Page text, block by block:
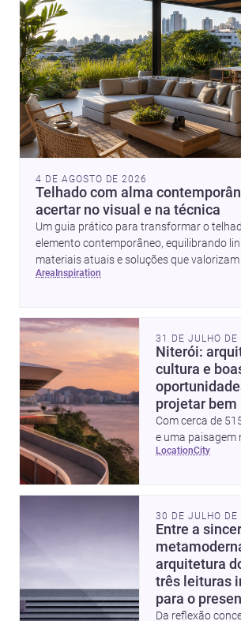
inspirador para
pensam cidade,
projeto com
inovação.
4 DE AGOSTO DE 2026
Telhado com alma
acertar no visual e na técnica
Um guia prático para transformar o
elemento contemporâneo, equilibrando
materiais atuais e soluções que
conforto da casa.
area inspiration
31 DE JULHO DE
Niterói:
cultura e
projetar bem
Com cerca de
e uma paisagem
ícones como o
Baía de
mercado
quer construir,
decorar.
location city
30 DE JULHO DE
Entre a
arquitetura
três leituras
para o
Da reflexão